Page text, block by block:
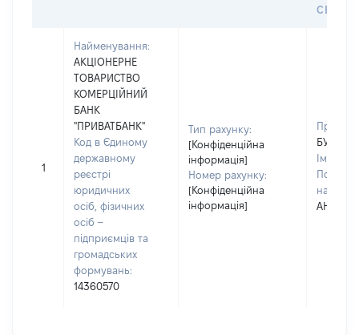
СЕЙФУ
1
Найменування:
АКЦІОНЕРНЕ
ТОВАРИСТВО
КОМЕРЦІЙНИЙ
БАНК
"ПРИВАТБАНК"
Код в Єдиному
державному
реєстрі
юридичних
осіб, фізичних
осіб –
підприємців та
громадських
формувань:
14360570
Тип рахунку:
[Конфіденційна
інформація]
Номер рахунку:
[Конфіденційна
інформація]
Ім'я:
По